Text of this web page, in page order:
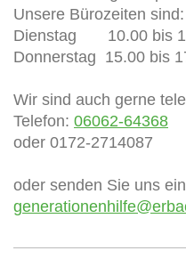
Unsere Bürozeiten sind:
Dienstag 10.00 bis
Donnerstag 15.00 bis
Wir sind auch gerne
Telefon: 06062-64368
oder 0172-2714087
oder senden Sie uns